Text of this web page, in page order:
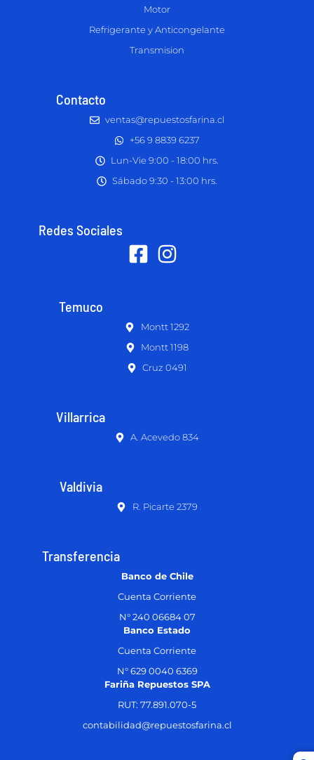
Motor
Refrigerante y Anticongelante
Transmision
Contacto
ventas@repuestosfarina.cl
+56 9 8839 6237
Lun-Vie 9:00 - 18:00 hrs.
Sábado 9:30 - 13:00 hrs.
Redes Sociales
Temuco
Montt 1292
Montt 1198
Cruz 0491
Villarrica
A. Acevedo 834
Valdivia
R. Picarte 2379
Transferencia
Banco de Chile
Cuenta Corriente
N° 240 06684 07
Banco Estado
Cuenta Corriente
N° 629 0040 6369
Fariña Repuestos SPA
RUT: 77.891.070-5
contabilidad@repuestosfarina.cl